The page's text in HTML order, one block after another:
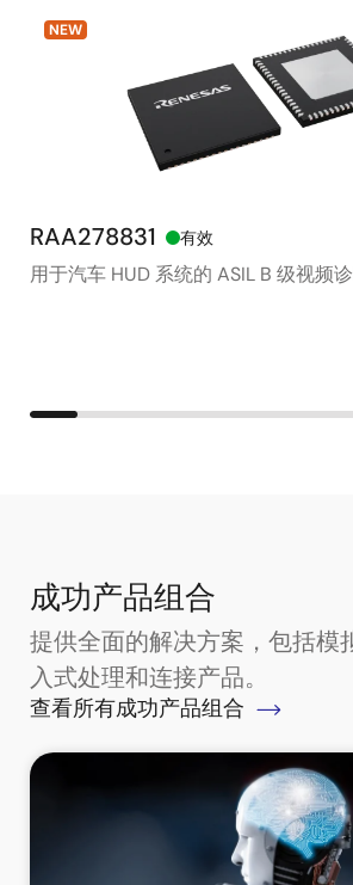
NEW
RAA278831 有效
用于汽车 HUD 系统的 ASIL B 级视频
成功产品组合
提供全面的解决方案，包括模
入式处理和连接产品。
查看所有成功产品组合